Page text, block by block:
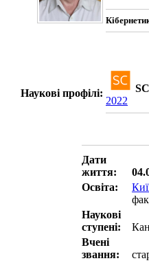
Наукові профілі:
2022
Дати
життя:
Освіта:
Наукові
ступені:
Вчені
звання: